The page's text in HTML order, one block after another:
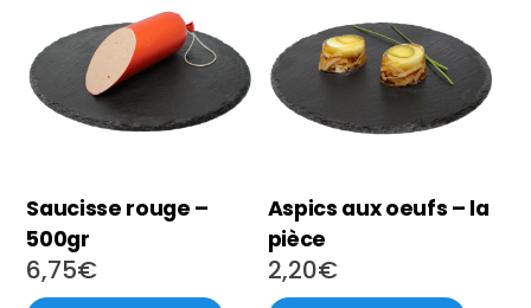
Saucisse rouge –
500gr
6,75€
Aspics aux oeufs – la
pièce
2,20€